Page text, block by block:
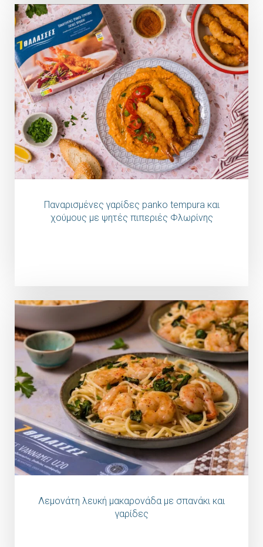
Παναρισμένες γαρίδες panko tempura και
χούμους με ψητές πιπεριές Φλωρίνης
Λεμονάτη λευκή μακαρονάδα με σπανάκι και
γαρίδες